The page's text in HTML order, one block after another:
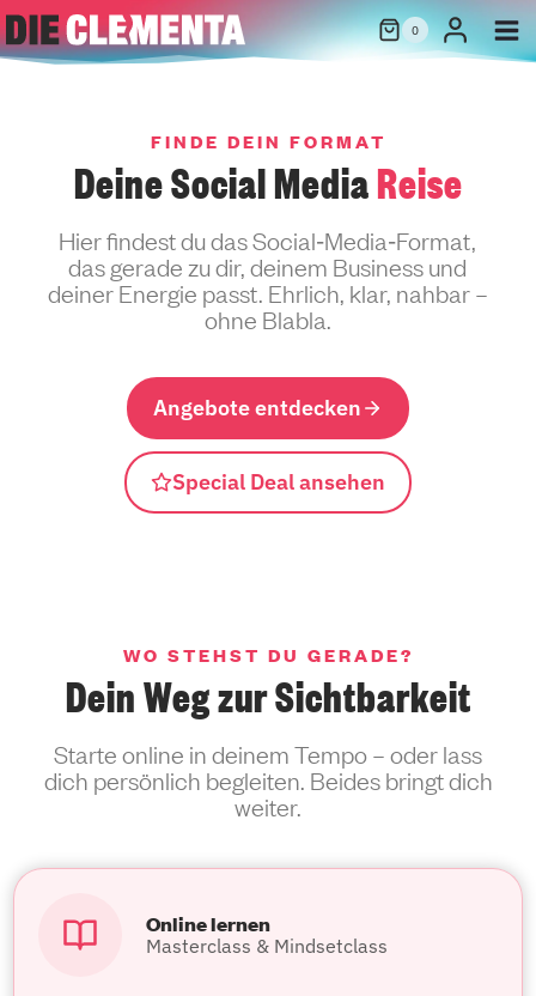
Zum
Inhalt
springen
0
FINDE DEIN FORMAT
Deine Social MediaReise
Hier findest du das Social‑Media‑Format,
das gerade zu dir, deinem Business und
deiner Energie passt. Ehrlich, klar, nahbar –
ohne Blabla.
Angebote entdecken
Special Deal ansehen
WO STEHST DU GERADE?
Dein Weg zur Sichtbarkeit
Starte online in deinem Tempo – oder lass
dich persönlich begleiten. Beides bringt dich
weiter.
Online lernen
Masterclass & Mindsetclass